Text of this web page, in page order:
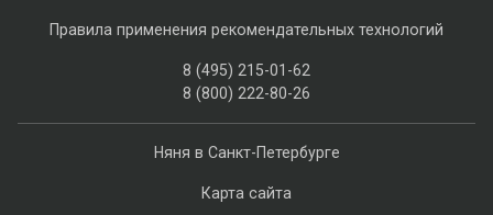
Няня в Санкт-Петербурге
Карта сайта
Правила применения рекомендательных технологий
8 (495) 215-01-62
8 (800) 222-80-26